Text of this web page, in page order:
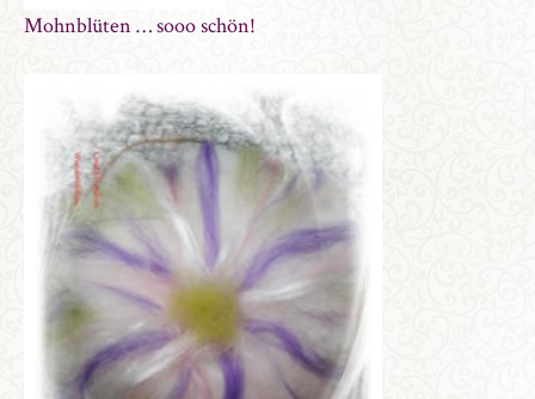
Mohnblüten … sooo schön!